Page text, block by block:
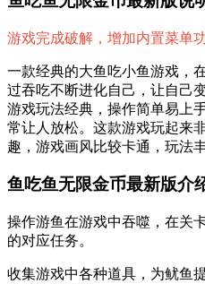
游戏完成破解，增加内置菜单
一款经典的大鱼吃小鱼游戏，
过吞吃不断进化自己，让自己
游戏玩法经典，操作简单易上
常让人放松。这款游戏玩起来
趣，游戏画风比较卡通，玩法丰
鱼吃鱼无限金币最新版介
操作游鱼在游戏中吞噬，在关
的对应任务。
收集游戏中各种道具，为鱿鱼